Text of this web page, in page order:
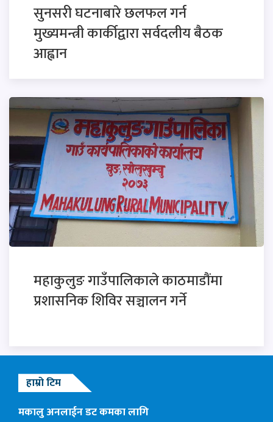
सुनसरी घटनाबारे छलफल गर्न
मुख्यमन्त्री कार्कीद्वारा सर्वदलीय बैठक
आह्वान
महाकुलुङ गाउँपालिकाले काठमाडौंमा
प्रशासनिक शिविर सञ्चालन गर्ने
हाम्रो टिम
मकालु अनलाईन डट कमका लागि